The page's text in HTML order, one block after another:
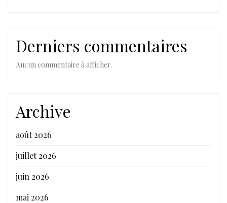
Derniers commentaires
Aucun commentaire à afficher.
Archive
août 2026
juillet 2026
juin 2026
mai 2026